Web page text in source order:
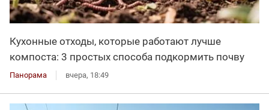
Кухонные отходы, которые работают лучше
компоста: 3 простых способа подкормить почву
Панорама вчера, 18:49